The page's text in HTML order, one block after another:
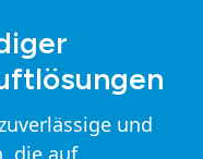
und
die auf